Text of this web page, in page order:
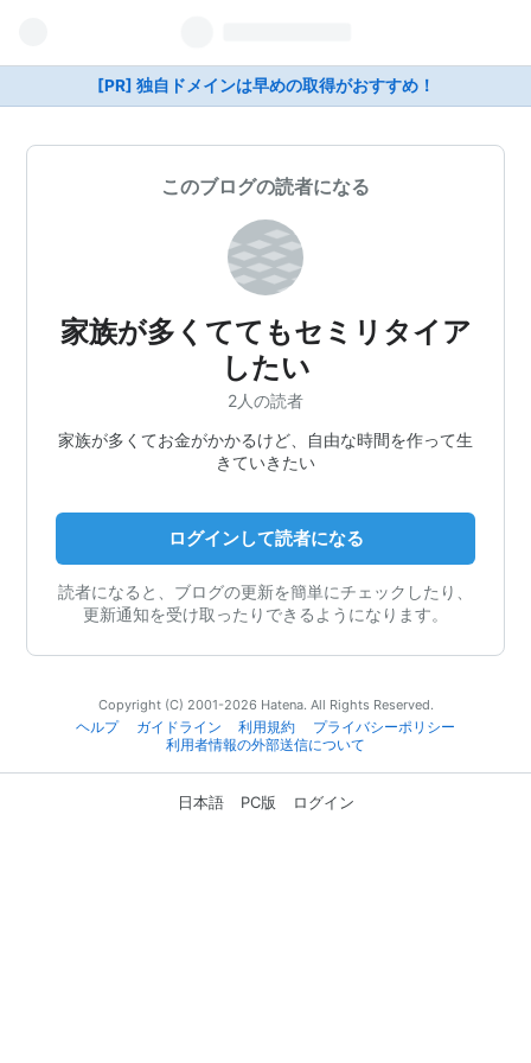
[PR] 独自ドメインは早めの取得がおすすめ！
このブログの読者になる
家族が多くててもセミリタイア
したい
2人の読者
家族が多くてお金がかかるけど、自由な時間を作って生
きていきたい
ログインして読者になる
読者になると、ブログの更新を簡単にチェックしたり、
更新通知を受け取ったりできるようになります。
Copyright (C) 2001-2026 Hatena. All Rights Reserved.
ヘルプ
ガイドライン 利用規約
プライバシーポリシー
利用者情報の外部送信について
日本語 PC版 ログイン